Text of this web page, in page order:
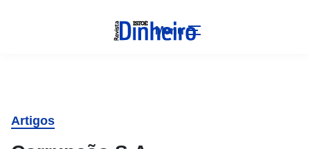
Menu
Artigos